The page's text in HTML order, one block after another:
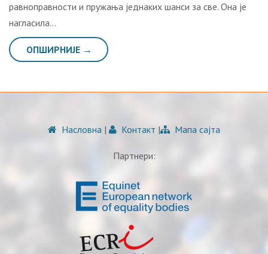
равноправности и пружања једнаких шанси за све. Она је
нагласила…
ОПШИРНИЈЕ →
Насловна | Контакт | Мапа сајта
Партнери: